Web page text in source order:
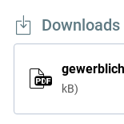
kB